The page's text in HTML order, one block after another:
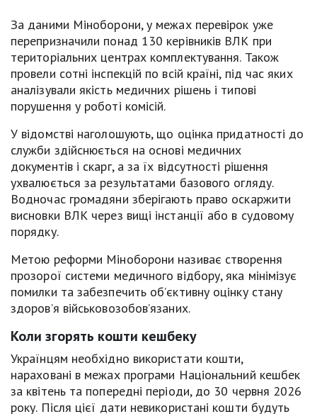
За даними Міноборони, у межах перевірок уже
перепризначили понад 130 керівників ВЛК при
територіальних центрах комплектування. Також
провели сотні інспекцій по всій країні, під час яких
аналізували якість медичних рішень і типові
порушення у роботі комісій.
У відомстві наголошують, що оцінка придатності до
служби здійснюється на основі медичних
документів і скарг, а за їх відсутності рішення
ухвалюється за результатами базового огляду.
Водночас громадяни зберігають право оскаржити
висновки ВЛК через вищі інстанції або в судовому
порядку.
Метою реформи Міноборони називає створення
прозорої системи медичного відбору, яка мінімізує
помилки та забезпечить об’єктивну оцінку стану
здоров’я військовозобов’язаних.
Коли згорять кошти кешбеку
Українцям необхідно використати кошти,
нараховані в межах програми Національний кешбек
за квітень та попередні періоди, до 30 червня 2026
року. Після цієї дати невикористані кошти будуть